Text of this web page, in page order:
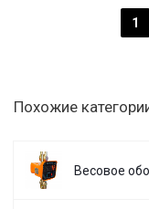
1
Похожие
Весовое